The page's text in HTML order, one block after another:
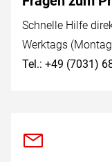
Schnelle Hilfe
Werktags
Tel.: +49 (7031)